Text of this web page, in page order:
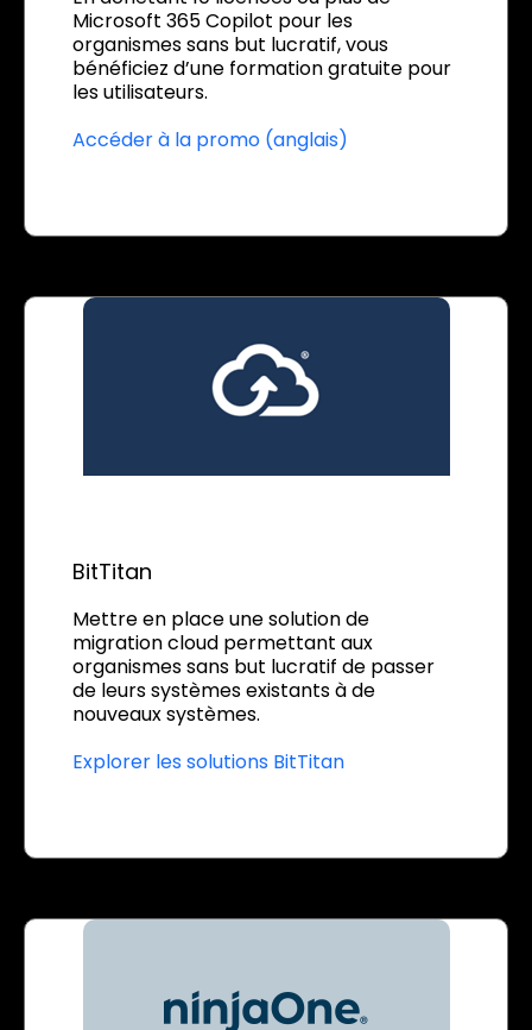
Microsoft 365 Copilot pour les
organismes sans but lucratif, vous
bénéficiez d’une formation gratuite pour
les utilisateurs.
Accéder à la promo (anglais)
BitTitan
Mettre en place une solution de
migration cloud permettant aux
organismes sans but lucratif de passer
de leurs systèmes existants à de
nouveaux systèmes.
Explorer les solutions BitTitan